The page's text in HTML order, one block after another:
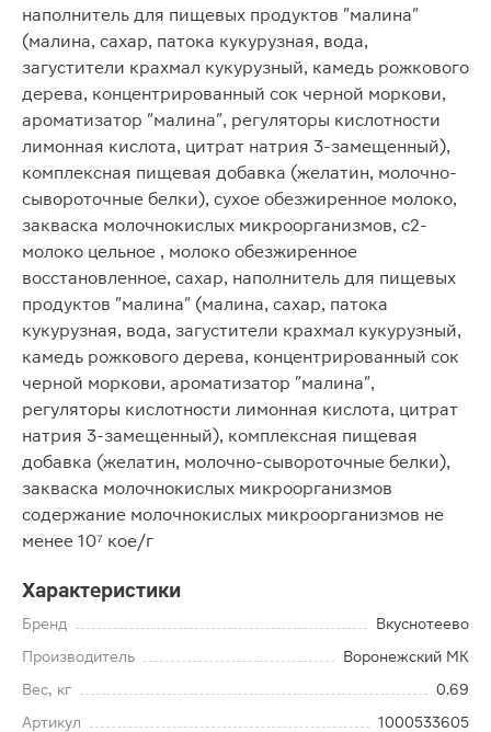
наполнитель для пищевых продуктов "малина"
(малина, сахар, патока кукурузная, вода,
загустители крахмал кукурузный, камедь рожкового
дерева, концентрированный сок черной моркови,
ароматизатор "малина", регуляторы кислотности
лимонная кислота, цитрат натрия 3-замещенный),
комплексная пищевая добавка (желатин, молочно-
сывороточные белки), сухое обезжиренное молоко,
закваска молочнокислых микроорганизмов, с2-
молоко цельное , молоко обезжиренное
восстановленное, сахар, наполнитель для пищевых
продуктов "малина" (малина, сахар, патока
кукурузная, вода, загустители крахмал кукурузный,
камедь рожкового дерева, концентрированный сок
черной моркови, ароматизатор "малина",
регуляторы кислотности лимонная кислота, цитрат
натрия 3-замещенный), комплексная пищевая
добавка (желатин, молочно-сывороточные белки),
закваска молочнокислых микроорганизмов
содержание молочнокислых микроорганизмов не
менее 10⁷ кое/г
Характеристики
Бренд
Вкуснотеево
Производитель
Воронежский МК
Вес, кг
0.69
Артикул
1000533605